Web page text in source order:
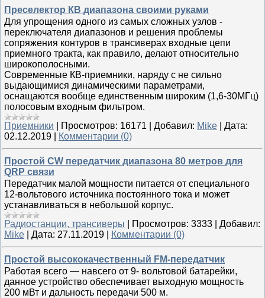
Преселектор КВ диапазона своими руками
Для упрощения одного из самых сложных узлов -
переключателя диапазонов и решения проблемы
сопряжения контуров в трансиверах входные цепи
приемного тракта, как правило, делают относительно
широкополосными.
Современные КВ-приемники, наряду с не сильно
выдающимися динамическими параметрами,
оснащаются вообще единственным широким (1,6-30МГц)
полосовым входным фильтром.
Приемники
Просмотров: 16171 Добавил: Mike
Дата:
02.12.2019
Комментарии (0)
Простой CW передатчик диапазона 80 метров для
QRP связи
Передатчик малой мощности питается от специального
12-вольтового источника постоянного тока и может
устанавливаться в небольшой корпус.
Радиостанции, трансиверы
Просмотров: 3333
Добавил:
Mike
Дата: 27.11.2019 Комментарии (0)
Простой высококачественный FM-передатчик
Работая всего — навсего от 9- вольтовой батарейки,
данное устройство обеспечивает выходную мощность
200 мВт и дальность передачи 500 м.